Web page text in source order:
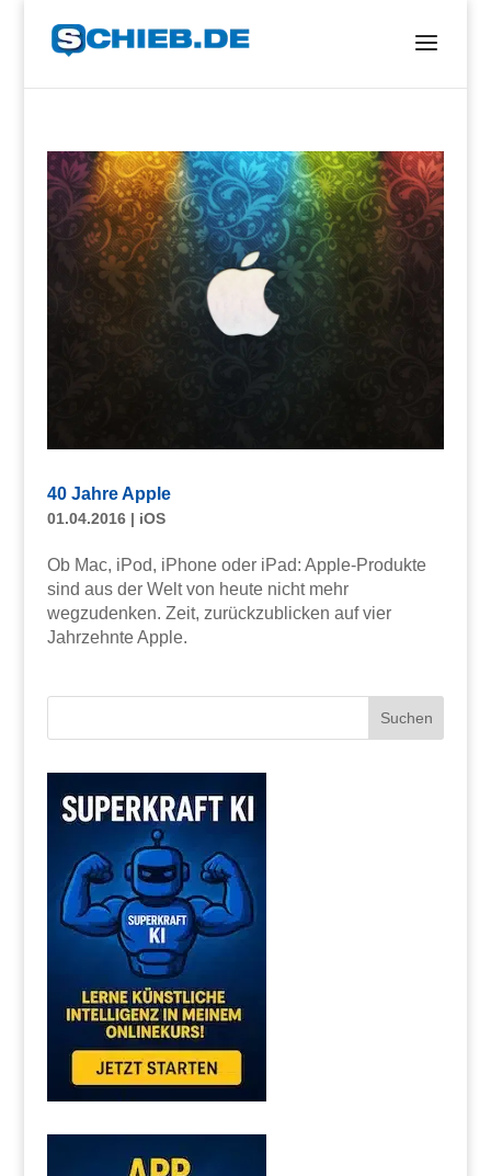
40 Jahre Apple
01.04.2016| iOS
Ob Mac, iPod, iPhone oder iPad: Apple-Produkte
sind aus der Welt von heute nicht mehr
wegzudenken. Zeit, zurückzublicken auf vier
Jahrzehnte Apple.